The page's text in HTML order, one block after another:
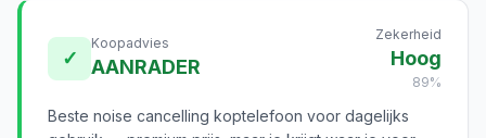
✓
Koopadvies
AANRADER
Zekerheid
Hoog
89%
Beste noise cancelling koptelefoon voor dagelijks